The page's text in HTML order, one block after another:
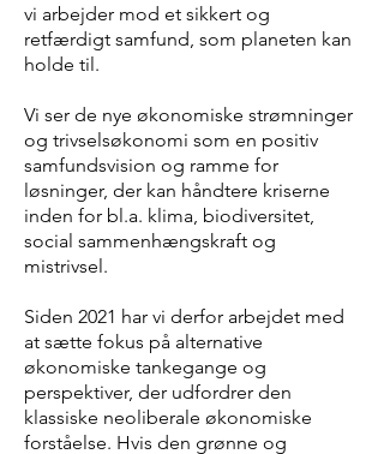
vi arbejder mod et sikkert og
retfærdigt samfund, som planeten kan
holde til.
Vi ser de nye økonomiske strømninger
og trivselsøkonomi som en positiv
samfundsvision og ramme for
løsninger, der kan håndtere kriserne
inden for bl.a. klima, biodiversitet,
social sammenhængskraft og
mistrivsel.
Siden 2021 har vi derfor arbejdet med
at sætte fokus på alternative
økonomiske tankegange og
perspektiver, der udfordrer den
klassiske neoliberale økonomiske
forståelse. Hvis den grønne og